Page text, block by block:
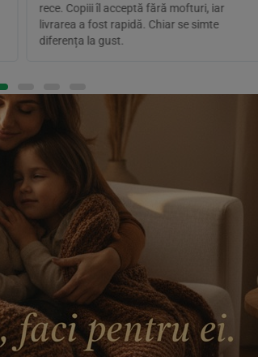
rece. Copiii îl acceptă fără mofturi, iar
livrarea a fost rapidă. Chiar se simte
diferența la gust.